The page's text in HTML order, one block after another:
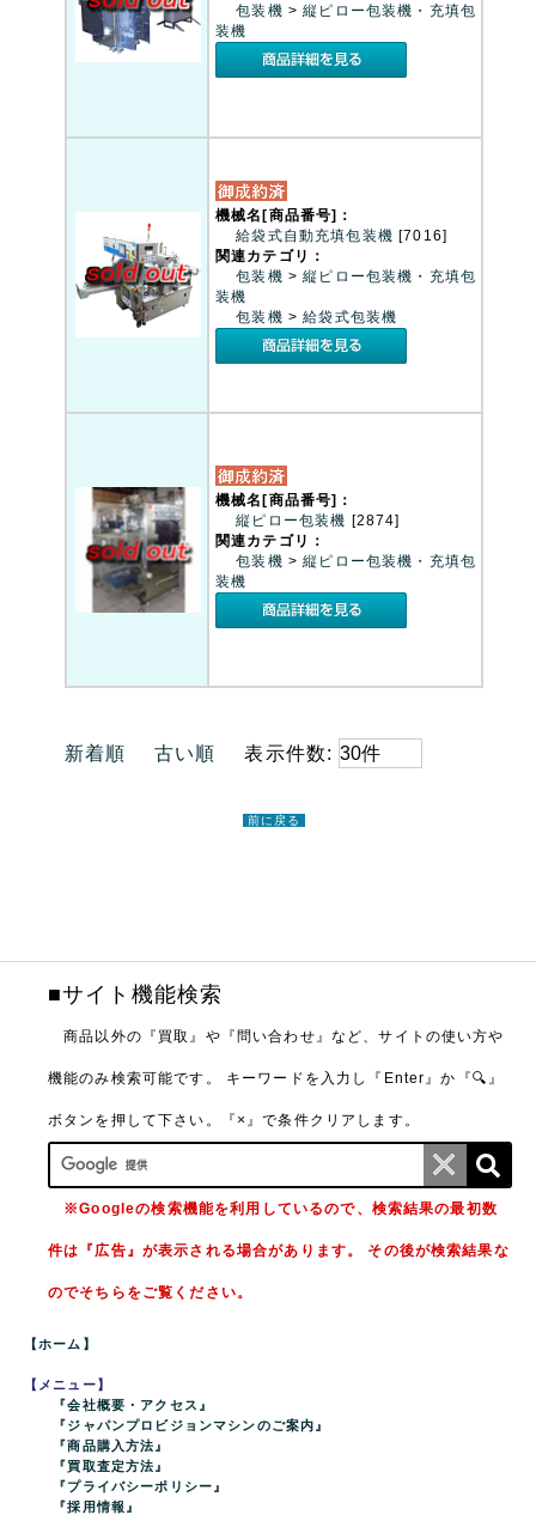
包装機 >縦ピロー包装機・充填包
装機
機械名[商品番号]：
給袋式自動充填包装機[7016]
関連カテゴリ：
包装機 >縦ピロー包装機・充填包
装機
包装機 >給袋式包装機
機械名[商品番号]：
縦ピロー包装機 [2874]
関連カテゴリ：
包装機 >縦ピロー包装機・充填包
装機
新着順 古い順 表示件数:
前に戻る
■サイト機能検索
商品以外の『買取』や『問い合わせ』など、サイトの使い方や
機能のみ検索可能です。 キーワードを入力し『Enter』か『🔍』
ボタンを押して下さい。『×』で条件クリアします。
※Googleの検索機能を利用しているので、検索結果の最初数
件は『広告』が表示される場合があります。 その後が検索結果な
のでそちらをご覧ください。
【ホーム】
【メニュー】
『会社概要・アクセス』
『ジャパンプロビジョンマシンのご案内』
『商品購入方法』
『買取査定方法』
『プライバシーポリシー』
『採用情報』